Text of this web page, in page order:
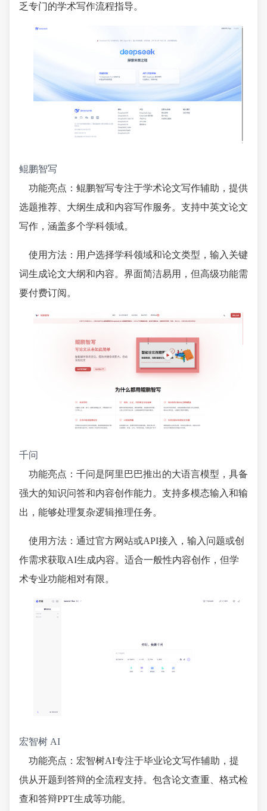
乏专门的学术写作流程指导。
鲲鹏智写
功能亮点：鲲鹏智写专注于学术论文写作辅助，提供
选题推荐、大纲生成和内容写作服务。支持中英文论文
写作，涵盖多个学科领域。
使用方法：用户选择学科领域和论文类型，输入关键
词生成论文大纲和内容。界面简洁易用，但高级功能需
要付费订阅。
千问
功能亮点：千问是阿里巴巴推出的大语言模型，具备
强大的知识问答和内容创作能力。支持多模态输入和输
出，能够处理复杂逻辑推理任务。
使用方法：通过官方网站或API接入，输入问题或创
作需求获取AI生成内容。适合一般性内容创作，但学
术专业功能相对有限。
宏智树 AI
功能亮点：宏智树AI专注于毕业论文写作辅助，提
供从开题到答辩的全流程支持。包含论文查重、格式检
查和答辩PPT生成等功能。